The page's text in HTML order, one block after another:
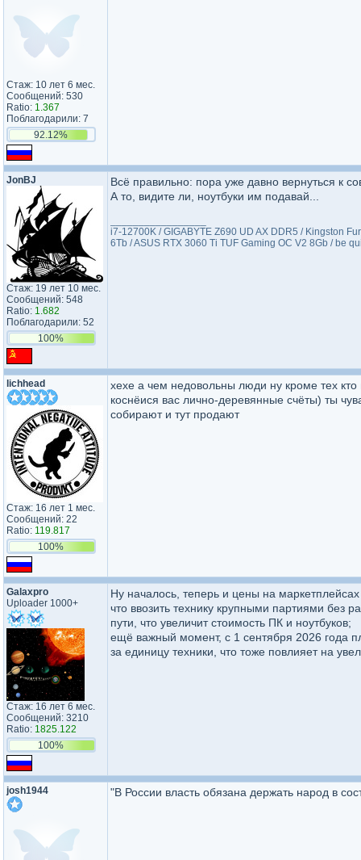
Стаж: 10 лет 6 мес.
Сообщений: 530
Ratio: 1.367
Поблагодарили: 7
92.12%
JonBJ
Стаж: 19 лет 10 мес.
Сообщений: 548
Ratio: 1.682
Поблагодарили: 52
100%
Всё правильно: пора уже давно вернуться к
А то, видите ли, ноутбуки им подавай...
i7-12700K / GIGABYTE Z690 UD AX DDR5 / Kingston
6Tb / ASUS RTX 3060 Ti TUF Gaming OC V2 8Gb / be
lichhead
Стаж: 16 лет 1 мес.
Сообщений: 22
Ratio: 119.817
100%
хехе а чем недовольны люди ну кроме тех кто
коснёися вас лично-деревянные счёты) ты
собирают и тут продают
Galaxpro
Uploader 1000+
Стаж: 16 лет 6 мес.
Сообщений: 3210
Ratio: 1825.122
100%
Ну началось, теперь и цены на
что ввозить технику крупными партиями без
пути, что увеличит стоимость ПК и ноутбуков;
ещё важный момент, с 1 сентября 2026 года
за единицу техники, что тоже повлияет на
josh1944 "В России власть обязана держать народ в